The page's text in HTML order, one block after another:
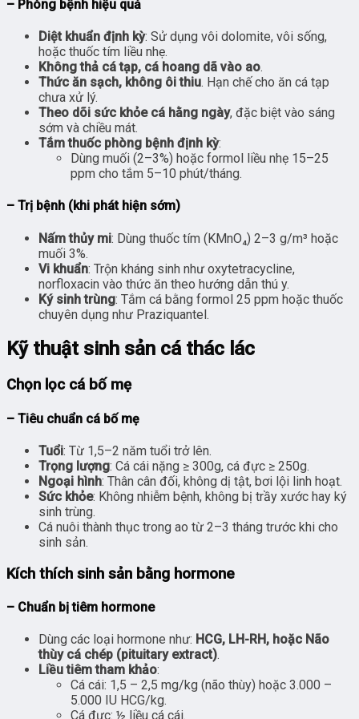
– Phòng bệnh hiệu quả
Diệt khuẩn định kỳ: Sử dụng vôi dolomite, vôi sống,
hoặc thuốc tím liều nhẹ.
Không thả cá tạp, cá hoang dã vào ao.
Thức ăn sạch, không ôi thiu. Hạn chế cho ăn cá tạp
chưa xử lý.
Theo dõi sức khỏe cá hằng ngày, đặc biệt vào sáng
sớm và chiều mát.
Tắm thuốc phòng bệnh định kỳ:
Dùng muối (2–3%) hoặc formol liều nhẹ 15–25
ppm cho tắm 5–10 phút/tháng.
– Trị bệnh (khi phát hiện sớm)
Nấm thủy mi: Dùng thuốc tím (KMnO₄) 2–3 g/m³ hoặc
muối 3%.
Vi khuẩn: Trộn kháng sinh như oxytetracycline,
norfloxacin vào thức ăn theo hướng dẫn thú y.
Ký sinh trùng: Tắm cá bằng formol 25 ppm hoặc thuốc
chuyên dụng như Praziquantel.
Kỹ thuật sinh sản cá thác lác
Chọn lọc cá bố mẹ
– Tiêu chuẩn cá bố mẹ
Tuổi: Từ 1,5–2 năm tuổi trở lên.
Trọng lượng: Cá cái nặng ≥ 300g, cá đực ≥ 250g.
Ngoại hình: Thân cân đối, không dị tật, bơi lội linh hoạt.
Sức khỏe: Không nhiễm bệnh, không bị trầy xước hay ký
sinh trùng.
Cá nuôi thành thục trong ao từ 2–3 tháng trước khi cho
sinh sản.
Kích thích sinh sản bằng hormone
– Chuẩn bị tiêm hormone
Dùng các loại hormone như: HCG, LH-RH, hoặc Não
thùy cá chép (pituitary extract).
Liều tiêm tham khảo:
Cá cái: 1,5 – 2,5 mg/kg (não thùy) hoặc 3.000 –
5.000 IU HCG/kg.
Cá đực: ½ liều cá cái.